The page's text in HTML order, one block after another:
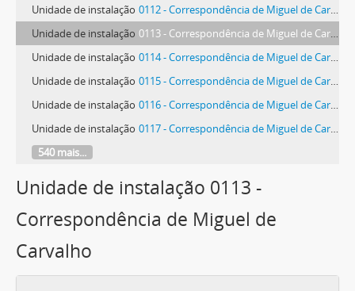
Unidade de instalação 0112 - Correspondência de Miguel de Carvalho
Unidade de instalação 0113 - Correspondência de Miguel de Carvalho
Unidade de instalação 0114 - Correspondência de Miguel de Carvalho
Unidade de instalação 0115 - Correspondência de Miguel de Carvalho
Unidade de instalação 0116 - Correspondência de Miguel de Carvalho
Unidade de instalação 0117 - Correspondência de Miguel de Carvalho
540 mais...
Unidade de instalação 0113 -
Correspondência de Miguel de
Carvalho